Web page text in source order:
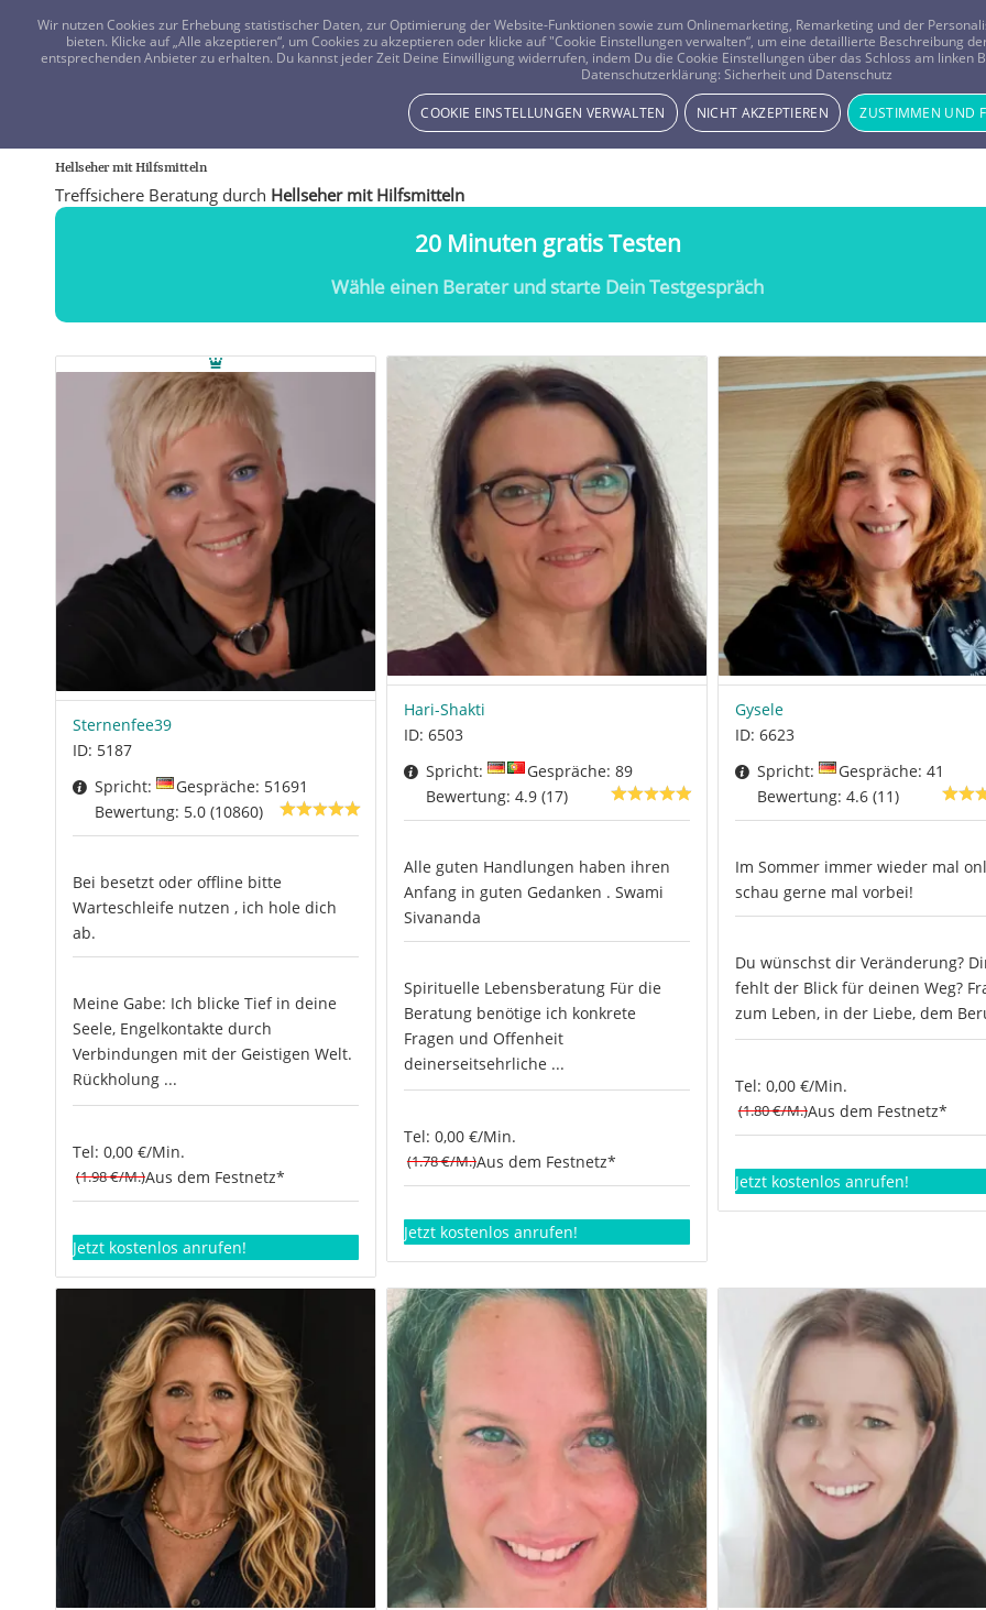
Beratung Horoskope
Hellseher mit Hilfsmitteln
Treffsichere Beratung durch Hellseher mit Hilfsmitteln
20 Minuten gratis Testen
Wähle einen Berater und starte Dein Testgespräch
Sternenfee39
ID: 5187
Spricht:
Gespräche: 51691
Bewertung: 5.0 (10860)
Bei besetzt oder offline bitte
Warteschleife nutzen , ich hole dich
ab.
Meine Gabe: Ich blicke Tief in deine
Seele, Engelkontakte durch
Verbindungen mit der Geistigen Welt.
Rückholung ...
Tel: 0,00 €/Min.
(1.98 €/M.)Aus dem Festnetz*
Jetzt kostenlos anrufen!
Hari-Shakti
ID: 6503
Spricht:
Gespräche: 89
Bewertung: 4.9 (17)
Alle guten Handlungen haben ihren
Anfang in guten Gedanken . Swami
Sivananda
Spirituelle Lebensberatung Für die
Beratung benötige ich konkrete
Fragen und Offenheit
deinerseitsehrliche ...
Tel: 0,00 €/Min.
(1.78 €/M.)Aus dem Festnetz*
Jetzt kostenlos anrufen!
Gysele
ID: 6623
Spricht:
Gespräche: 41
Bewertung: 4.6 (11)
Im Sommer immer wieder mal
schau gerne mal vorbei!
Du wünschst dir Veränderung?
fehlt der Blick für deinen Weg?
zum Leben, in der Liebe, dem
Tel: 0,00 €/Min.
(1.80 €/M.)Aus dem Festnetz*
Jetzt kostenlos anrufen!
Wir nutzen Cookies zur Erhebung statistischer Daten, zur Optimierung der Website-Funktionen sowie zum Onlinemarketing, Remarketing und der
bieten. Klicke auf „Alle akzeptieren“, um Cookies zu akzeptieren oder klicke auf "Cookie Einstellungen verwalten“, um eine detaillierte Beschreibung
entsprechenden Anbieter zu erhalten. Du kannst jeder Zeit Deine Einwilligung widerrufen, indem Du die Cookie Einstellungen über das Schloss am
Datenschutzerklärung: Sicherheit und Datenschutz
COOKIE EINSTELLUNGEN VERWALTEN NICHT AKZEPTIEREN ZUSTIMMEN UND